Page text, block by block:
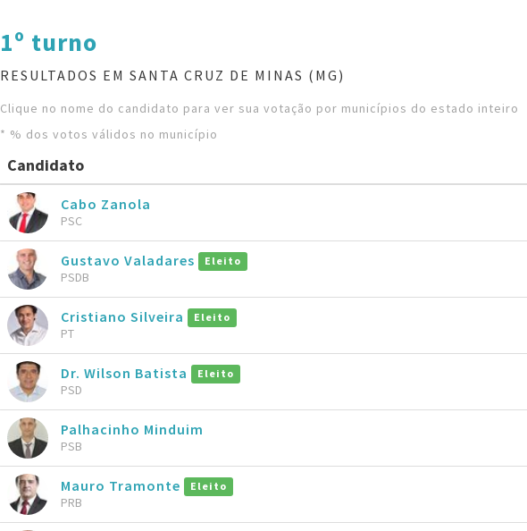
1º turno
RESULTADOS EM SANTA CRUZ DE MINAS (MG)
Clique no nome do candidato para ver sua votação por municípios do estado inteiro
* % dos votos válidos no município
Candidato
Cabo Zanola
PSC
Gustavo Valadares Eleito
PSDB
Cristiano Silveira Eleito
PT
Dr. Wilson Batista Eleito
PSD
Palhacinho Minduim
PSB
Mauro Tramonte Eleito
PRB